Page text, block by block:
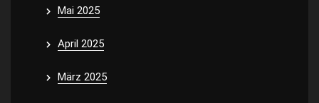
Mai 2025
April 2025
März 2025